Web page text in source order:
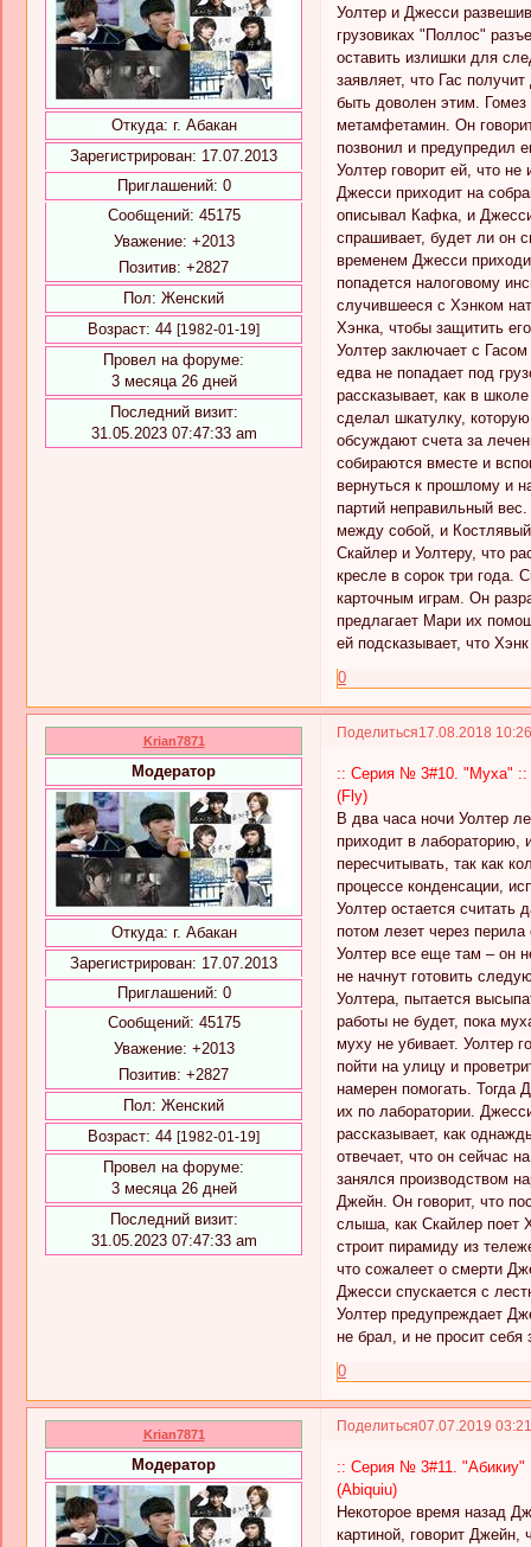
Откуда: г. Абакан
Зарегистрирован: 17.07.2013
Приглашений: 0
Сообщений: 45175
Уважение: +2013
Позитив: +2827
Пол: Женский
Возраст: 44 [1982-01-19]
Провел на форуме:
3 месяца 26 дней
Последний визит:
31.05.2023 07:47:33 am
Уолтер и Джесси
грузовиках "Поллос"
оставить излишки для
заявляет, что Гас
быть доволен этим. Гомез
метамфетамин. Он
позвонил и предупредил
Уолтер говорит ей, что
Джесси приходит на
описывал Кафка, и
спрашивает, будет ли он
временем Джесси
попадется налоговому
случившееся с Хэнком
Хэнка, чтобы защитить
Уолтер заключает с
едва не попадает под
рассказывает, как в
сделал шкатулку,
обсуждают счета за
собираются вместе и
вернуться к прошлому и
партий неправильный
между собой, и Костлявый
Скайлер и Уолтеру, что
кресле в сорок три года.
карточным играм. Он
предлагает Мари их
ей подсказывает, что
0
Поделиться17.08.2018
Krian7871
Модератор
Откуда: г. Абакан
Зарегистрирован: 17.07.2013
Приглашений: 0
Сообщений: 45175
Уважение: +2013
Позитив: +2827
Пол: Женский
Возраст: 44 [1982-01-19]
Провел на форуме:
3 месяца 26 дней
Последний визит:
31.05.2023 07:47:33 am
:: Серия № 3#10. "Муха" ::
(Fly)
В два часа ночи Уолтер
приходит в лабораторию,
пересчитывать, так как
процессе конденсации,
Уолтер остается считать
потом лезет через
Уолтер все еще там – он
не начнут готовить
Уолтера, пытается
работы не будет, пока
муху не убивает. Уолтер
пойти на улицу и
намерен помогать. Тогда
их по лаборатории.
рассказывает, как
отвечает, что он сейчас
занялся производством
Джейн. Он говорит, что
слыша, как Скайлер поет
строит пирамиду из
что сожалеет о смерти
Джесси спускается с
Уолтер предупреждает
не брал, и не просит
0
Поделиться07.07.2019
Krian7871
Модератор
:: Серия № 3#11. "Абикиу"
(Abiquiu)
Некоторое время назад
картиной, говорит